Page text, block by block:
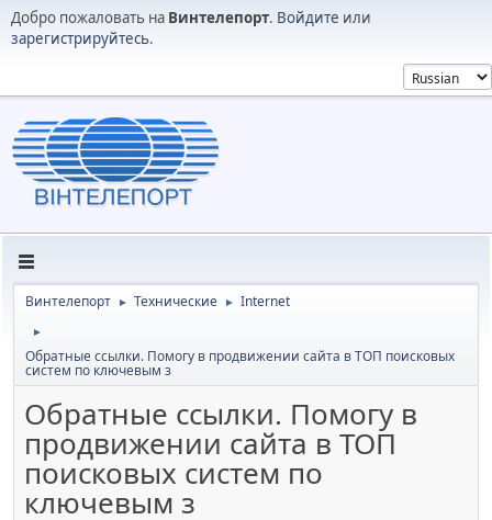
Добро пожаловать на Винтелепорт. Войдите или
зарегистрируйтесь.
Винтелепорт ► Технические ► Internet
►
Обратные ссылки. Помогу в продвижении сайта в ТОП поисковых
систем по ключевым з
Обратные ссылки. Помогу в
продвижении сайта в ТОП
поисковых систем по
ключевым з